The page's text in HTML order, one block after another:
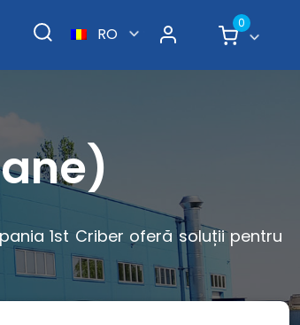
RO
0
1st Criber oferă soluții pentru